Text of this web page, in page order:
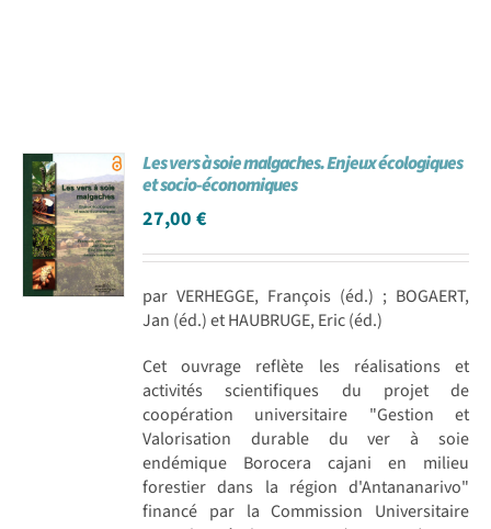
Les vers à soie malgaches. Enjeux écologiques
et socio-économiques
27,00€
par VERHEGGE, François (éd.) ; BOGAERT,
Jan (éd.) et HAUBRUGE, Eric (éd.)
Cet ouvrage reflète les réalisations et
activités scientifiques du projet de
coopération universitaire "Gestion et
Valorisation durable du ver à soie
endémique Borocera cajani en milieu
forestier dans la région d'Antananarivo"
financé par la Commission Universitaire